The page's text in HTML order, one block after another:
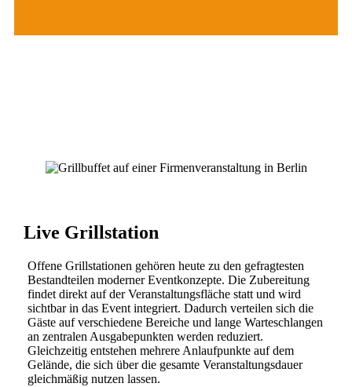
Live Grillstation
Offene Grillstationen gehören heute zu den gefragtesten
Bestandteilen moderner Eventkonzepte. Die Zubereitung
findet direkt auf der Veranstaltungsfläche statt und wird
sichtbar in das Event integriert. Dadurch verteilen sich die
Gäste auf verschiedene Bereiche und lange Warteschlangen
an zentralen Ausgabepunkten werden reduziert.
Gleichzeitig entstehen mehrere Anlaufpunkte auf dem
Gelände, die sich über die gesamte Veranstaltungsdauer
gleichmäßig nutzen lassen.